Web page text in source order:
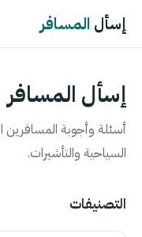
إسأل المسافر
إسأل المسافر
أسئلة وأجوبة المسافرين
السياحية والتأشيرات.
التصنيفات